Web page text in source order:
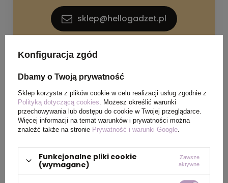
sklep@hellogadzet.pl
+48 733 367 006
SPECYFIKACJA PRODUKTU
Materiał
Konfiguracja zgód
Dbamy o Twoją prywatność
Sklep korzysta z plików cookie w celu realizacji usług zgodnie z
Polityką dotyczącą cookies . Możesz określić warunki
przechowywania lub dostępu do cookie w Twojej przeglądarce.
Więcej informacji na temat warunków i prywatności można
znaleźć także na stronie Prywatność i warunki Google
Funkcjonalne pliki cookie
(wymagane)
Zawsze
aktywne